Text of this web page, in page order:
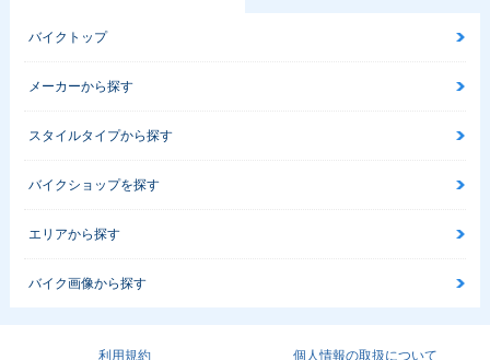
バイクトップ
メーカーから探す
スタイルタイプから探す
バイクショップを探す
エリアから探す
バイク画像から探す
利用規約 個人情報の取扱について